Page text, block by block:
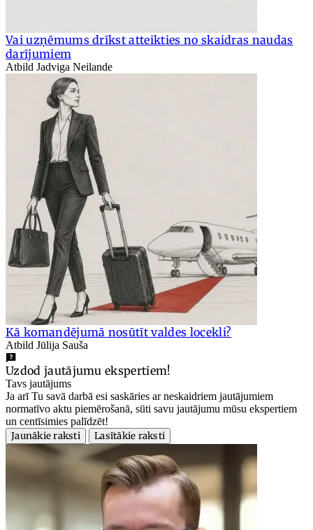
Vai uzņēmums drīkst atteikties no skaidras naudas
darījumiem
Atbild Jadviga Neilande
Kā komandējumā nosūtīt valdes locekli?
Atbild Jūlija Sauša
Uzdod jautājumu ekspertiem!
Tavs jautājums
Ja arī Tu savā darbā esi saskāries ar neskaidriem jautājumiem
normatīvo aktu piemērošanā, sūti savu jautājumu mūsu ekspertiem
un centīsimies palīdzēt!
Jaunākie raksti
Lasītākie raksti